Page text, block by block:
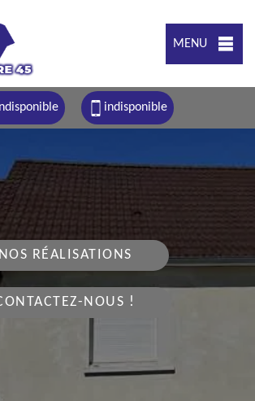
MENU
indisponible
NOS RÉALISATIONS
NOUS !